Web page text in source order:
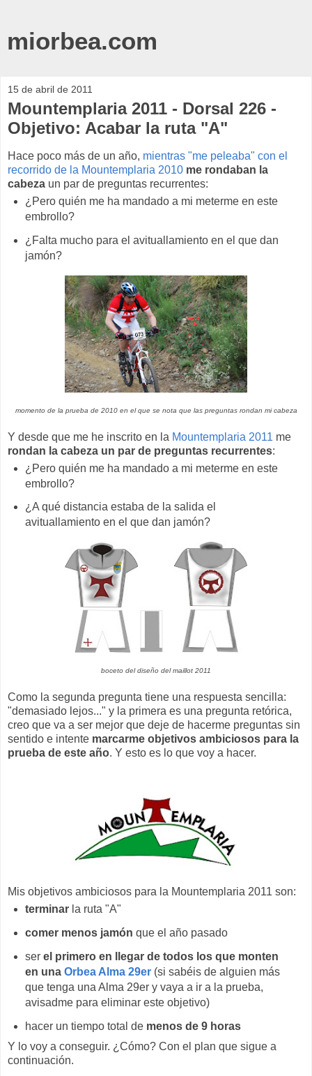
miorbea.com
15 de abril de 2011
Mountemplaria 2011 - Dorsal 226 -
Objetivo: Acabar la ruta "A"
Hace poco más de un año, mientras "me peleaba" con el
recorrido de la Mountemplaria 2010 me rondaban la
cabeza un par de preguntas recurrentes:
¿Pero quién me ha mandado a mi meterme en este
embrollo?
¿Falta mucho para el avituallamiento en el que dan
jamón?
momento de la prueba de 2010 en el que se nota que las preguntas rondan mi cabeza
Y desde que me he inscrito en la Mountemplaria 2011 me
rondan la cabeza un par de preguntas recurrentes:
¿Pero quién me ha mandado a mi meterme en este
embrollo?
¿A qué distancia estaba de la salida el
avituallamiento en el que dan jamón?
boceto del diseño del maillot 2011
Como la segunda pregunta tiene una respuesta sencilla:
"demasiado lejos..." y la primera es una pregunta retórica,
creo que va a ser mejor que deje de hacerme preguntas sin
sentido e intente marcarme objetivos ambiciosos para la
prueba de este año. Y esto es lo que voy a hacer.
Mis objetivos ambiciosos para la Mountemplaria 2011 son:
terminarla ruta "A"
comer menos jamón que el año pasado
ser el primero en llegar de todos los que monten
en una Orbea Alma 29er(si sabéis de alguien más
que tenga una Alma 29er y vaya a ir a la prueba,
avisadme para eliminar este objetivo)
hacer un tiempo total de menos de 9 horas
Y lo voy a conseguir. ¿Cómo? Con el plan que sigue a
continuación.